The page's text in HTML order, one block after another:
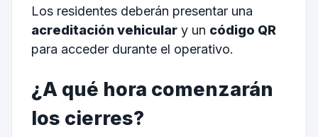
Los residentes deberán presentar una
acreditación vehiculary un código QR
para acceder durante el operativo.
¿A qué hora comenzarán
los cierres?